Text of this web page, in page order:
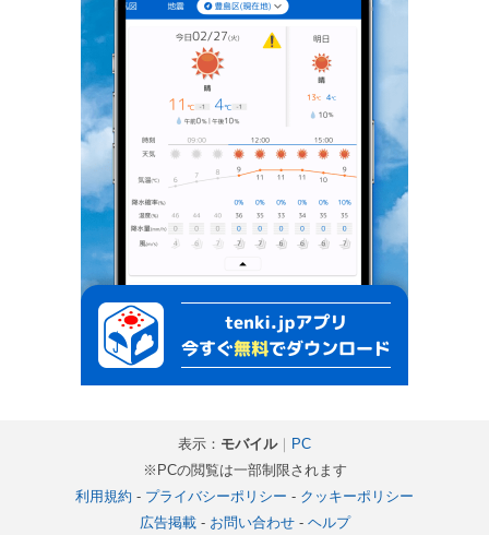
表示： モバイル｜ PC
※PCの閲覧は一部制限されます
利用規約 - プライバシーポリシー - クッキーポリシー
広告掲載- お問い合わせ- ヘルプ